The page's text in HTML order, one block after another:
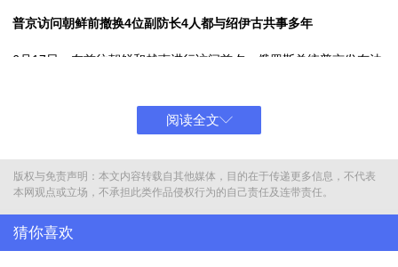
普京访问朝鲜前撤换4位副防长4人都与绍伊古共事多年
6月17日，在前往朝鲜和越南进行访问前夕，俄罗斯总统普京发布法
这是今年5月时任国防部长绍伊古离任以来，俄罗斯国防领导层进行
本次被免职的四位副防长，都陪伴绍伊古度过了12年的防长岁月。
其中，鲁斯兰·察利科夫、帕维尔·波波夫和绍伊古共事超过20年。绍
年，绍伊古调任国防部长后，察利科夫和波波夫继续追随“老领导”。
察利科夫自2015年起担任国防部第一副部长，波波夫负责建设俄罗
阅读全文
版权与免责声明：本文内容转载自其他媒体，目的在于传递更多信息，不代表
本网观点或立场，不承担此类作品侵权行为的自己责任及连带责任。
猜你喜欢